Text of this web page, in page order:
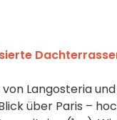
Langosteria
über Paris –